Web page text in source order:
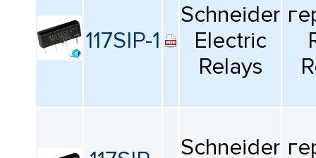
117SIP-1
Schneider
Electric
Relays
Schneider